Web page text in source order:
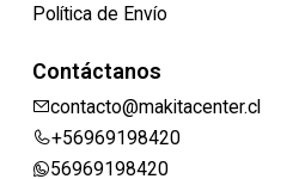
Política de Envío
Contáctanos
contacto@makitacenter.cl
+56969198420
56969198420